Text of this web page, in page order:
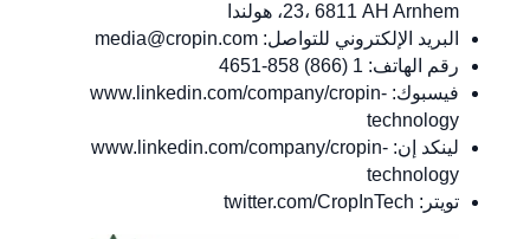
23، 6811 AH Arnhem، هولندا
البريد الإلكتروني للتواصل:media@cropin.com
رقم الهاتف: 1 (866) 858-4651
فيسبوك: www.linkedin.com/company/cropin-
technology
لينكد إن: www.linkedin.com/company/cropin-
technology
تويتر: twitter.com/CropInTech